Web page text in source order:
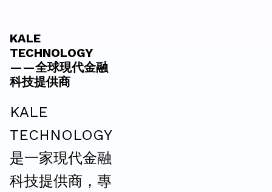
KALE
TECHNOLOGY
——全球現代金融
科技提供商
KALE
TECHNOLOGY
是一家現代金融
科技提供商，專